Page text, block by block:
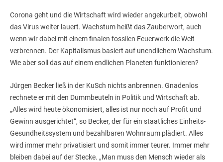
Corona geht und die Wirtschaft wird wieder angekurbelt, obwohl
das Virus weiter lauert. Wachstum heißt das Zauberwort, auch
wenn wir dabei mit einem finalen fossilen Feuerwerk die Welt
verbrennen. Der Kapitalismus basiert auf unendlichem Wachstum.
Wie aber soll das auf einem endlichen Planeten funktionieren?
Jürgen Becker ließ in der KuSch nichts anbrennen. Gnadenlos
rechnete er mit den Dummbeuteln in Politik und Wirtschaft ab.
„Alles wird heute ökonomisiert, alles ist nur noch auf Profit und
Gewinn ausgerichtet“, so Becker, der für ein staatliches Einheits-
Gesundheitssystem und bezahlbaren Wohnraum plädiert. Alles
wird immer mehr privatisiert und somit immer teurer. Immer mehr
bleiben dabei auf der Stecke. „Man muss den Mensch wieder als